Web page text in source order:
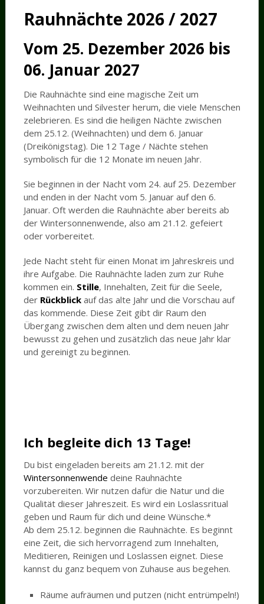
Rauhnächte 2026 / 2027
Vom 25. Dezember 2026 bis
06. Januar 2027
Die Rauhnächte sind eine magische Zeit um
Weihnachten und Silvester herum, die viele Menschen
zelebrieren. Es sind die heiligen Nächte zwischen
dem 25.12. (Weihnachten) und dem 6. Januar
(Dreikönigstag). Die 12 Tage / Nächte stehen
symbolisch für die 12 Monate im neuen Jahr.
Sie beginnen in der Nacht vom 24. auf 25. Dezember
und enden in der Nacht vom 5. Januar auf den 6.
Januar. Oft werden die Rauhnächte aber bereits ab
der Wintersonnenwende, also am 21.12. gefeiert
oder vorbereitet.
Jede Nacht steht für einen Monat im Jahreskreis und
ihre Aufgabe. Die Rauhnächte laden zum zur Ruhe
kommen ein. Stille, Innehalten, Zeit für die Seele,
der Rückblick auf das alte Jahr und die Vorschau auf
das kommende. Diese Zeit gibt dir Raum den
Übergang zwischen dem alten und dem neuen Jahr
bewusst zu gehen und zusätzlich das neue Jahr klar
und gereinigt zu beginnen.
Ich begleite dich 13 Tage!
Du bist eingeladen bereits am 21.12. mit der
Wintersonnenwende deine Rauhnächte
vorzubereiten. Wir nutzen dafür die Natur und die
Qualität dieser Jahreszeit. Es wird ein Loslassritual
geben und Raum für dich und deine Wünsche.*
Ab dem 25.12. beginnen die Rauhnächte. Es beginnt
eine Zeit, die sich hervorragend zum Innehalten,
Meditieren, Reinigen und Loslassen eignet. Diese
kannst du ganz bequem von Zuhause aus begehen.
Räume aufräumen und putzen (nicht entrümpeln!)